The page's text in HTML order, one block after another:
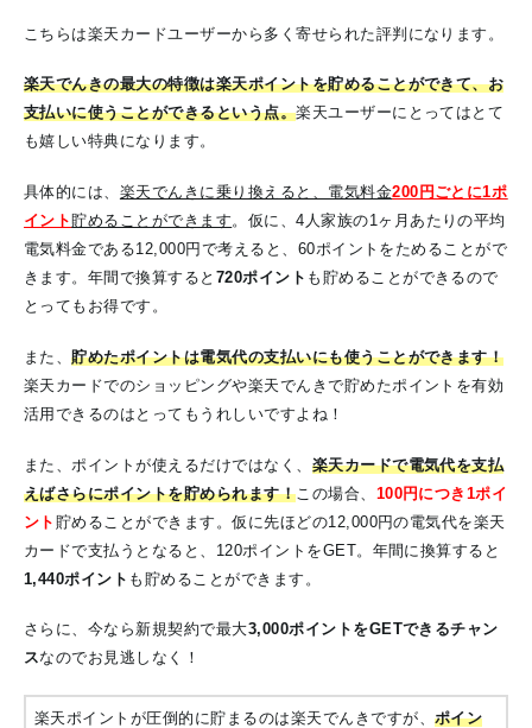
こちらは楽天カードユーザーから多く寄せられた評判になります。
楽天でんきの最大の特徴は楽天ポイントを貯めることができて、お
支払いに使うことができるという点。楽天ユーザーにとってはとて
も嬉しい特典になります。
具体的には、 楽天でんきに乗り換えると、電気料金200円ごとに1ポ
イント貯めることができます。仮に、4人家族の1ヶ月あたりの平均
電気料金である12,000円で考えると、60ポイントをためることがで
きます。年間で換算すると 720ポイント も貯めることができるので
とってもお得です。
また、貯めたポイントは電気代の支払いにも使うことができます！
楽天カードでのショッピングや楽天でんきで貯めたポイントを有効
活用できるのはとってもうれしいですよね！
また、ポイントが使えるだけではなく、 楽天カードで電気代を支払
えばさらにポイントを貯められます！ この場合、 100円につき1ポイ
ン ト 貯めることができます。仮に先ほどの12,000円の電気代を楽天
カードで支払うとなると、120ポイントをGET。年間に換算すると
1,440ポイント も貯めることができます。
さらに、今なら新規契約で最大3,000ポイントをGETできるチャン
スなのでお見逃しなく！
楽天ポイントが圧倒的に貯まるのは楽天でんきですが、 ポイン